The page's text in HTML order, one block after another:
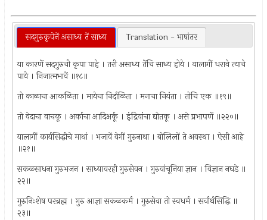
सदगुरुकृपेनें असाध्य तें साध्य Translation - भाषांतर
या कारणें सदगुरुची कृपा पाहे । तरी असाध्य तेंचि साध्य होये । यालागीं धरावे त्याचे
पाये । निजात्मभावें ॥१८॥
तो काळाचा आकळिता । मायेचा निर्दाळिता । मनाचा नियंता । तोचि एक ॥१९॥
तो वेदाचा वाचकू । अर्काचा आदिअर्कू । इंद्रियांचा द्योतकू । असे प्रभापणें ॥२२०॥
यालागीं कार्यसिद्धीचे माथां । भजावें वेगीं गुरुनाथा । बोलिलों ते अवस्था । ऐसी आहे
॥२१॥
सकळसाधना गुरुभजन । साध्यावरही गुरुसेवन । गुरुवांचूनिया ज्ञान । विज्ञान नघडे ॥
२२॥
गुरुनिःशेष परब्रह्म । गुरु आज्ञा सकळकर्म । गुरुसेवा तो स्वधर्म । सर्वार्थसिद्धि ॥
२३॥